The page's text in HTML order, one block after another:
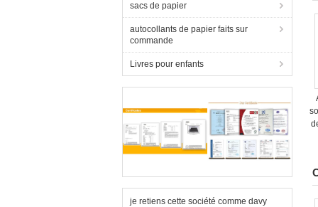
sacs de papier
autocollants de papier faits sur
commande
Livres pour enfants
je retiens cette société comme davy